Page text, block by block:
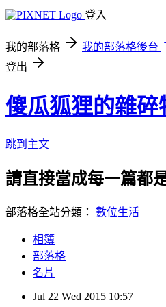
登入
我的部落格 我的部落格後台
登出
傻瓜狐狸的雜碎
跳到主文
請直接當成每一篇都
部落格全站分類： 數位生活
相簿
部落格
名片
Jul 22 Wed 2015 10:57